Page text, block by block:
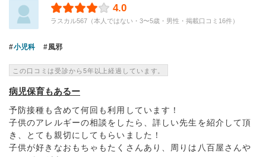
4.0
ラスカル567（本人ではない・3〜5歳・男性・掲載口コミ16件）
小児科 風邪
この口コミは受診から5年以上経過しています。
病児保育もあるー
予防接種も含めて何回も利用しています！
子供のアレルギーの相談をしたら、詳しい先生を紹介して頂
き、とても親切にしてもらいました！
子供が好きなおもちゃもたくさんあり、周りは八百屋さんや